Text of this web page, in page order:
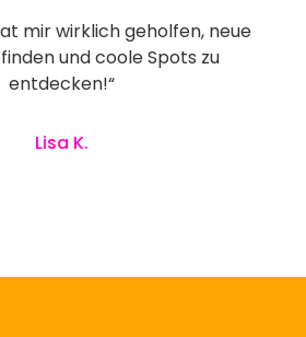
mir wirklich geholfen, neue
und coole Spots zu
entdecken!“
Lisa K.